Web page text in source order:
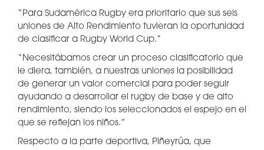
“Para Sudamérica Rugby era prioritario que sus seis
uniones de Alto Rendimiento tuvieran la oportunidad
de clasificar a Rugby World Cup.”
“Necesitábamos crear un proceso clasificatorio que
le diera, también, a nuestras uniones la posibilidad
de generar un valor comercial para poder seguir
ayudando a desarrollar el rugby de base y de alto
rendimiento, siendo los seleccionados el espejo en el
que se reflejan los niños.”
Respecto a la parte deportiva, Piñeyrúa, que